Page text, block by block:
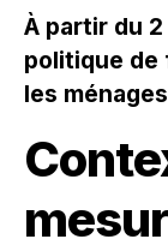
À partir du
politique de
les